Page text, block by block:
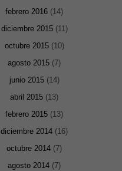
febrero 2016 (14)
diciembre 2015(11)
octubre 2015(10)
agosto 2015 (7)
junio 2015(14)
abril 2015 (13)
febrero 2015 (13)
diciembre 2014 (16)
octubre 2014 (7)
agosto 2014 (7)
Experiencia
Para que
nuestra web
funcione lo
mejor posible
durante tu
visita. Si
rechaza estas
algunas
funcionalidades
desaparecerán